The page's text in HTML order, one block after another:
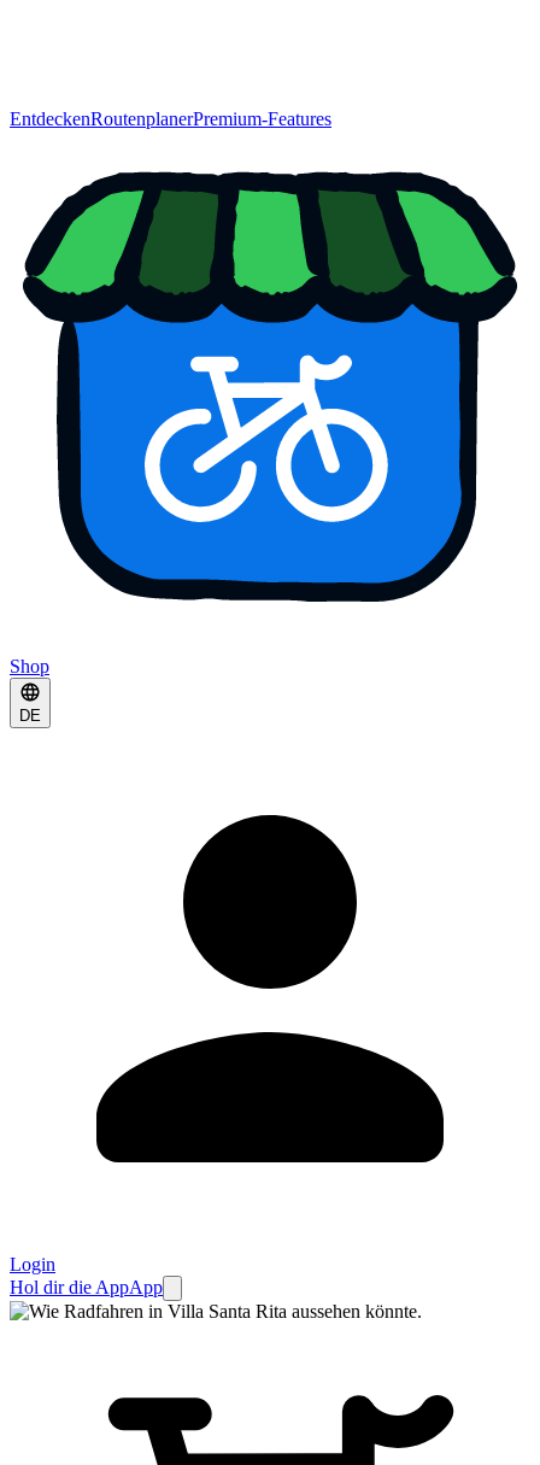
EntdeckenRoutenplanerPremium-Features
Shop
DE
Login
Hol dir die AppApp